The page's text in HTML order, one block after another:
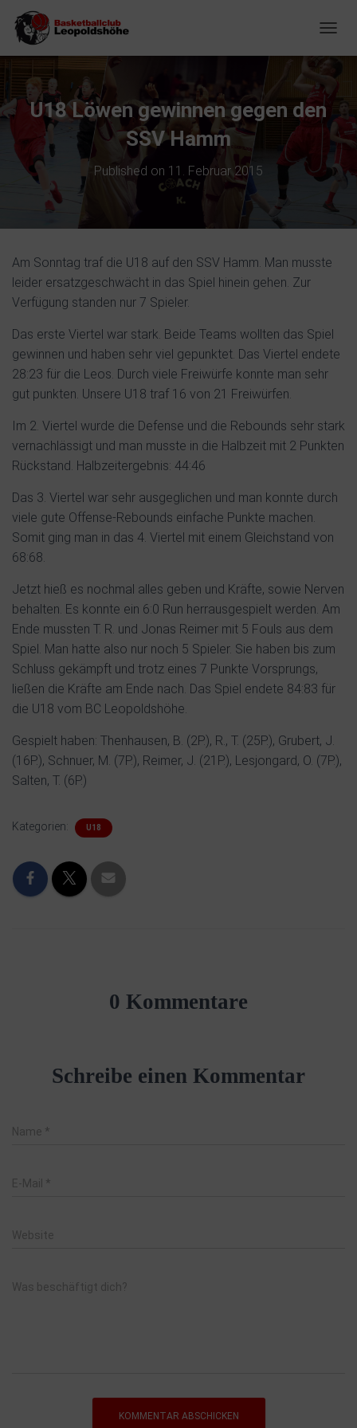
U18 Löwen gewinnen gegen den
SSV Hamm
Published on 11. Februar 2015
Am Sonntag traf die U18 auf den SSV Hamm. Man musste
leider ersatzgeschwächt in das Spiel hinein gehen. Zur
Verfügung standen nur 7 Spieler.
Das erste Viertel war stark. Beide Teams wollten das Spiel
gewinnen und haben sehr viel gepunktet. Das Viertel endete
28:23 für die Leos. Durch viele Freiwürfe konnte man sehr
gut punkten. Unsere U18 traf 16 von 21 Freiwürfen.
Im 2. Viertel wurde die Defense und die Rebounds sehr stark
vernachlässigt und man musste in die Halbzeit mit 2 Punkten
Rückstand. Halbzeitergebnis: 44:46
Das 3. Viertel war sehr ausgeglichen und man konnte durch
viele gute Offense-Rebounds einfache Punkte machen.
Somit ging man in das 4. Viertel mit einem Gleichstand von
68:68.
Jetzt hieß es nochmal alles geben und Kräfte, sowie Nerven
behalten. Es konnte ein 6:0 Run herrausgespielt werden. Am
Ende mussten T. R. und Jonas Reimer mit 5 Fouls aus dem
Spiel. Man hatte also nur noch 5 Spieler. Sie haben bis zum
Schluss gekämpft und trotz eines 7 Punkte Vorsprungs,
ließen die Kräfte am Ende nach. Das Spiel endete 84:83 für
die U18 vom BC Leopoldshöhe.
Gespielt haben: Thenhausen, B. (2P.), R., T. (25P.), Grubert, J.
(16P.), Schnuer, M. (7P.), Reimer, J. (21P.), Lesjongard, O. (7P.),
Salten, T. (6P.)
Kategorien: U18
0 Kommentare
Schreibe einen Kommentar
Name *
E-Mail *
Website
Was beschäftigt dich?